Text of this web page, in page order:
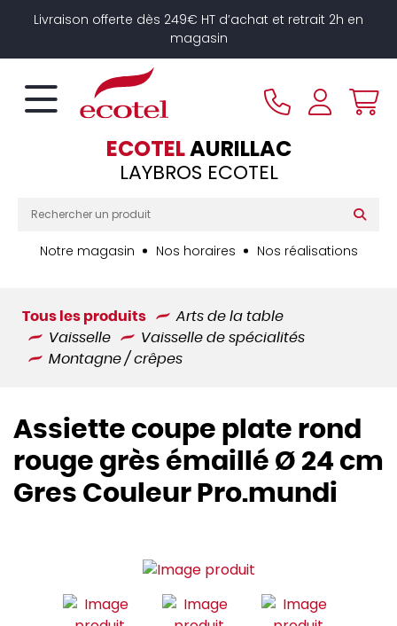
Livraison offerte dès 249€ HT d’achat et retrait 2h en
magasin
ECOTELAURILLAC
LAYBROS ECOTEL
Notre magasin Nos horaires Nos réalisations
Tous les produits
Arts de la table
Vaisselle
Vaisselle de spécialités
Montagne / crêpes
Assiette coupe plate rond
rouge grès émaillé Ø 24 cm
Gres Couleur Pro.mundi
Panneau de gestion des cookies